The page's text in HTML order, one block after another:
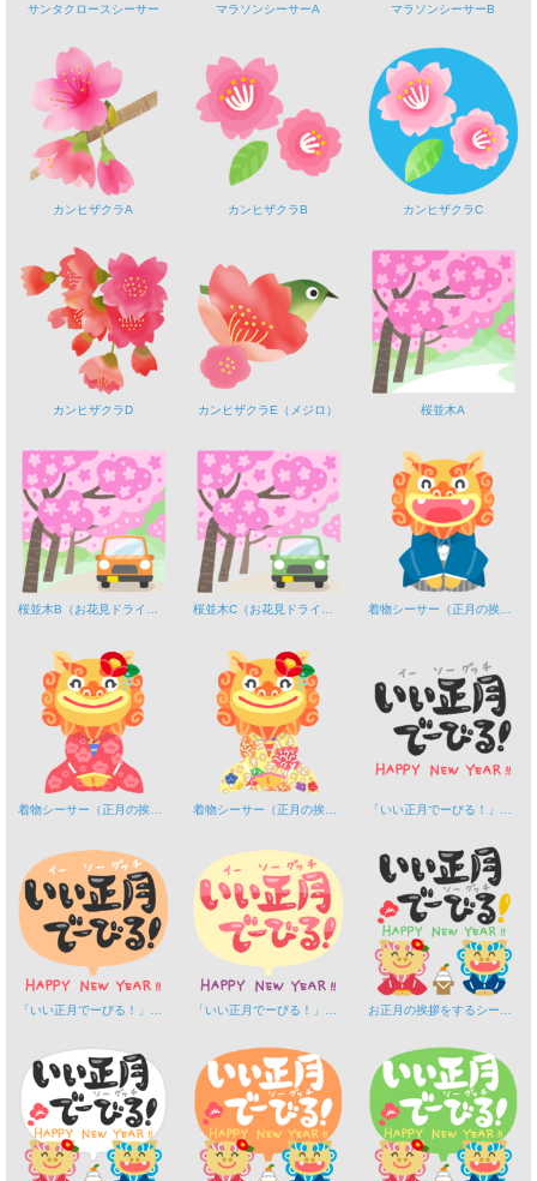
サンタクロースシーサー マラソンシーサーA マラソンシーサーB
カンヒザクラA カンヒザクラB カンヒザクラC
カンヒザクラD カンヒザクラE（メジロ） 桜並木A
桜並木B（お花見ドライブ） 桜並木C（お花見ドライブ） 着物シーサー（正月の挨拶）A
着物シーサー（正月の挨拶）B 着物シーサー（正月の挨拶）C 「いい正月でーびる！」お正月の挨拶（黒）